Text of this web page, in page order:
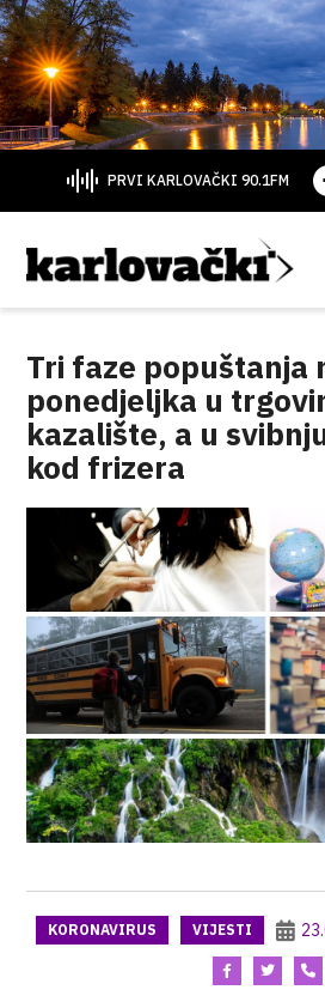
PRVI KARLOVAČKI 90.1FM
Tri faze popuštanja
ponedjeljka u
kazalište, a u
kod frizera
KORONAVIRUS VIJESTI